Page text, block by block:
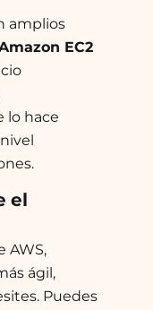
amplios
EC2
lo hace
el
AWS,
ágil,
Puedes